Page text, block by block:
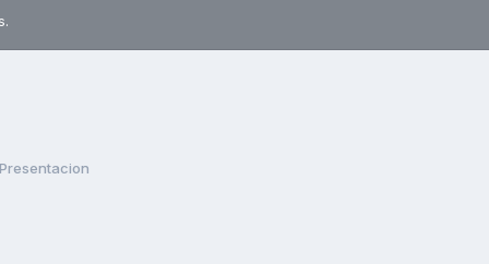
Presentacion